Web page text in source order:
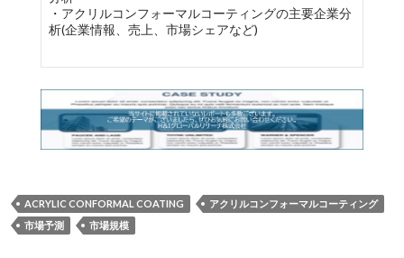
・アクリルコンフォーマルコーティングの主要企業分
析(企業情報、売上、市場シェアなど)
ACRYLIC CONFORMAL COATING
アクリルコンフォーマルコーティング
市場予測
市場規模